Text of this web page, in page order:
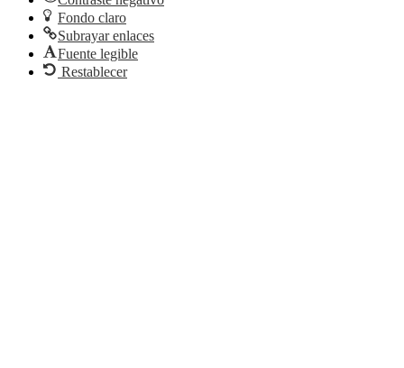
Fondo claro
Subrayar enlaces
Fuente legible
Restablecer